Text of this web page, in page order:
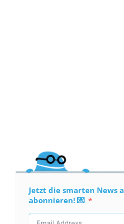
Jetzt die smarten News
abonnieren! 💌